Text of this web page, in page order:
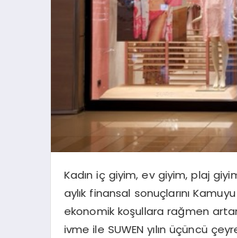
Kadın iç giyim, ev giyim, plaj
aylık finansal sonuçlarını
ekonomik koşullara rağmen
ivme ile SUWEN yılın üçüncü